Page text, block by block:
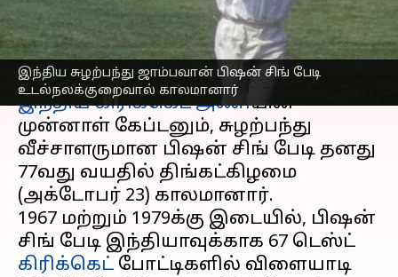
இந்திய சுழற்பந்து ஜாம்பவான் பிஷன் சிங் பேடி
உடல்நலக்குறைவால் காலமானார்
Sekar Chinnappan Oct 23, 2023 04:42 pm
செய்தி முன்னோட்டம்
இந்திய கிரிக்கெட் அணியின்
முன்னாள் கேப்டனும், சுழற்பந்து
வீச்சாளருமான பிஷன் சிங் பேடி தனது
77வது வயதில் திங்கட்கிழமை
(அக்டோபர் 23) காலமானார்.
1967 மற்றும் 1979க்கு இடையில், பிஷன்
சிங் பேடி இந்தியாவுக்காக 67 டெஸ்ட்
கிரிக்கெட் போட்டிகளில் விளையாடி